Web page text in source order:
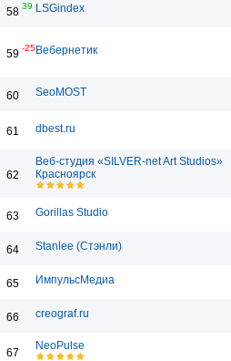
58 39 LSGindex
59 -25Вебернетик
60 SeoMOST
61 dbest.ru
62
Веб-студия «SILVER-net Art Studios»
Красноярск
63 Gorillas Studio
64 Stanlee (Стэнли)
65 ИмпульсМедиа
66 creograf.ru
67
NeoPulse